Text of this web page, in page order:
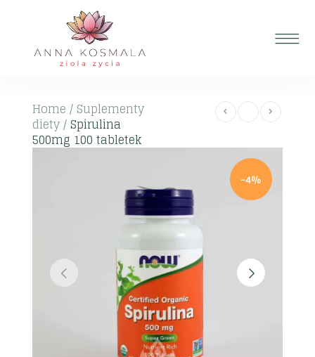
Home / Suplementy
diety/Spirulina
500mg 100 tabletek
-4%